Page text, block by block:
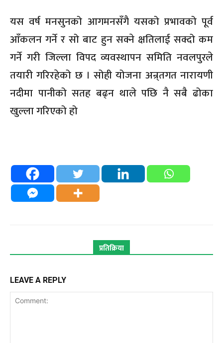
यस वर्ष मनसुनको आगमनसँगै यसको प्रभावको पूर्व
आँकलन गर्ने र सो बाट हुन सक्ने क्षतिलाई सक्दो कम
गर्ने गरी जिल्ला विपद व्यवस्थापन समिति नवलपुरले
तयारी गरिरहेको छ । सोही योजना अन्र्तगत नारायणी
नदीमा पानीको सतह बढ्न थाले पछि नै सबै ढोका
खुल्ला गरिएको हो
प्रतिक्रिया
LEAVE A REPLY